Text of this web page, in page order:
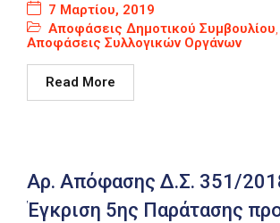
7 Μαρτίου, 2019
Αποφάσεις Δημοτικού Συμβουλίου,
Αποφάσεις Συλλογικών Οργάνων
Read More
Αρ. Απόφασης Δ.Σ. 351/
Έγκριση 5ης Παράτασης